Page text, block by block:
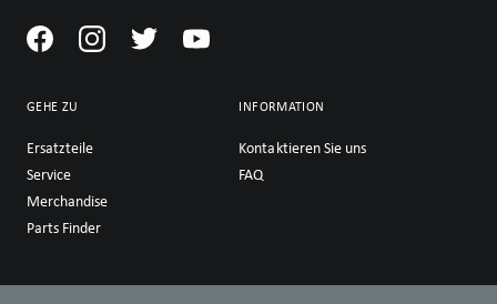
GEHE ZU
Ersatzteile
Service
Merchandise
Parts Finder
INFORMATION
Kontaktieren Sie uns
FAQ